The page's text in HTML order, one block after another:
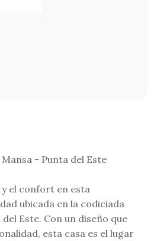
- Punta del Este
y el confort en esta
ubicada en la codiciada
Este. Con un diseño que
esta casa es el lugar